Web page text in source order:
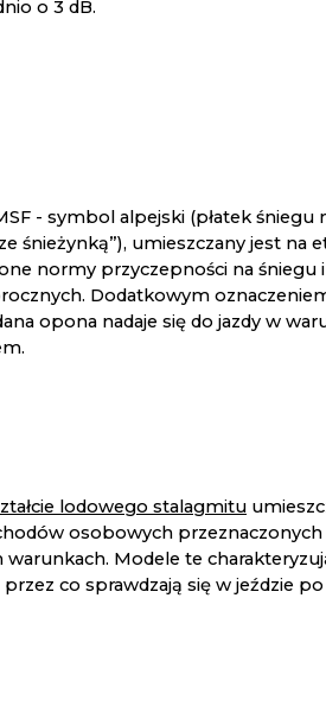
o 3 dB.
- symbol alpejski (płatek
śnieżynką”), umieszczany jest na
normy przyczepności na śniegu
Dodatkowym
opona nadaje się do jazdy w
lodowego stalagmitu
osobowych przeznaczonych
warunkach. Modele te
co sprawdzają się w jeździe po